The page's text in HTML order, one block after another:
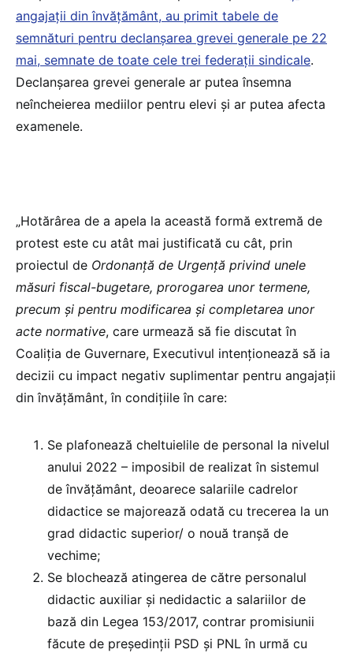
angajații din învățământ, au primit tabele de
semnături pentru declanșarea grevei generale pe 22
mai, semnate de toate cele trei federații sindicale.
Declanșarea grevei generale ar putea însemna
neîncheierea mediilor pentru elevi și ar putea afecta
examenele.
„Hotărârea de a apela la această formă extremă de
protest este cu atât mai justificată cu cât, prin
proiectul de Ordonanță de Urgență privind unele
măsuri fiscal-bugetare, prorogarea unor termene,
precum și pentru modificarea și completarea unor
acte normative, care urmează să fie discutat în
Coaliția de Guvernare, Executivul intenționează să ia
decizii cu impact negativ suplimentar pentru angajații
din învățământ, în condițiile în care:
Se plafonează cheltuielile de personal la nivelul
anului 2022 – imposibil de realizat în sistemul
de învățământ, deoarece salariile cadrelor
didactice se majorează odată cu trecerea la un
grad didactic superior/ o nouă tranșă de
vechime;
Se blochează atingerea de către personalul
didactic auxiliar și nedidactic a salariilor de
bază din Legea 153/2017, contrar promisiunii
făcute de președinții PSD și PNL în urmă cu